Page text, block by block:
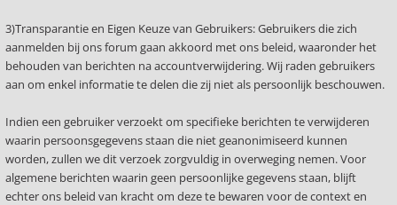
3)Transparantie en Eigen Keuze van Gebruikers: Gebruikers die zich
aanmelden bij ons forum gaan akkoord met ons beleid, waaronder het
behouden van berichten na accountverwijdering. Wij raden gebruikers
aan om enkel informatie te delen die zij niet als persoonlijk beschouwen.
Indien een gebruiker verzoekt om specifieke berichten te verwijderen
waarin persoonsgegevens staan die niet geanonimiseerd kunnen
worden, zullen we dit verzoek zorgvuldig in overweging nemen. Voor
algemene berichten waarin geen persoonlijke gegevens staan, blijft
echter ons beleid van kracht om deze te bewaren voor de context en